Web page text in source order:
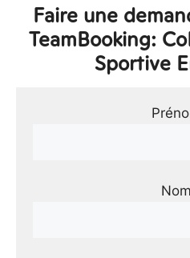
Faire une
TeamBooking:
Sportive